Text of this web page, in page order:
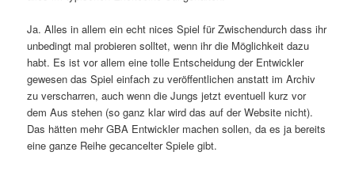
Ja. Alles in allem ein echt nices Spiel für Zwischendurch dass ihr
unbedingt mal probieren solltet, wenn ihr die Möglichkeit dazu
habt. Es ist vor allem eine tolle Entscheidung der Entwickler
gewesen das Spiel einfach zu veröffentlichen anstatt im Archiv
zu verscharren, auch wenn die Jungs jetzt eventuell kurz vor
dem Aus stehen (so ganz klar wird das auf der Website nicht).
Das hätten mehr GBA Entwickler machen sollen, da es ja bereits
eine ganze Reihe gecancelter Spiele gibt.